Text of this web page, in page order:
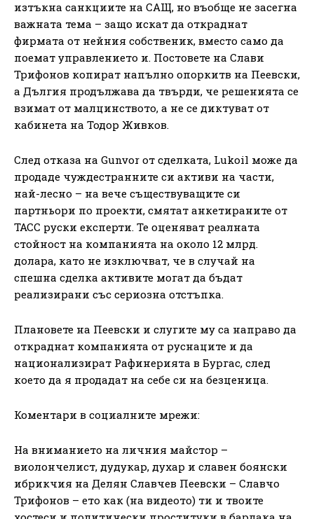
изтъкна санкциите на САЩ, но въобще не засегна
важната тема – защо искат да откраднат
фирмата от нейния собственик, вместо само да
поемат управлението и. Постовете на Слави
Трифонов копират напълно опоркитв на Пеевски,
а Дългия продължава да твърди, че решенията се
взимат от малцинството, а не се диктуват от
кабинета на Тодор Живков.
След отказа на Gunvor от сделката, Lukoil може да
продаде чуждестранните си активи на части,
най-лесно – на вече съществуващите си
партньори по проекти, смятат анкетираните от
ТАСС руски експерти. Те оценяват реалната
стойност на компанията на около 12 млрд.
долара, като не изключват, че в случай на
спешна сделка активите могат да бъдат
реализирани със сериозна отстъпка.
Плановете на Пеевски и слугите му са направо да
откраднат компанията от руснаците и да
национализират Рафинерията в Бургас, след
което да я продадат на себе си на безценица.
Коментари в социалните мрежи:
На вниманието на личния майстор –
виолончелист, дудукар, духар и славен боянски
ибрикчия на Делян Славчев Пеевски – Славчо
Трифонов – ето как (на видеото) ти и твоите